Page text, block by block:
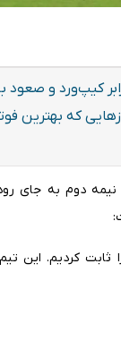
کیپ‌ورد و
روزهایی که
نیمه دوم به جای
ثابت کردیم.